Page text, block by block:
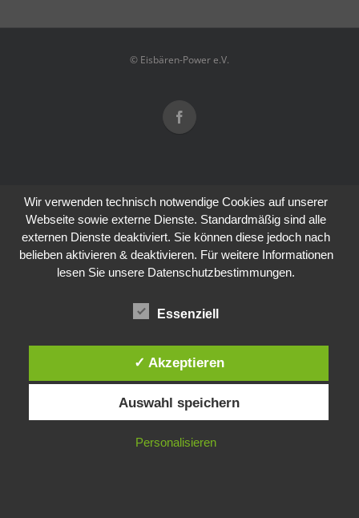
© Eisbären-Power e.V.
Wir verwenden technisch notwendige Cookies auf unserer
Webseite sowie externe Dienste. Standardmäßig sind alle
externen Dienste deaktiviert. Sie können diese jedoch nach
belieben aktivieren & deaktivieren. Für weitere Informationen
lesen Sie unsere Datenschutzbestimmungen.
Essenziell
✓ Akzeptieren
Auswahl speichern
Personalisieren